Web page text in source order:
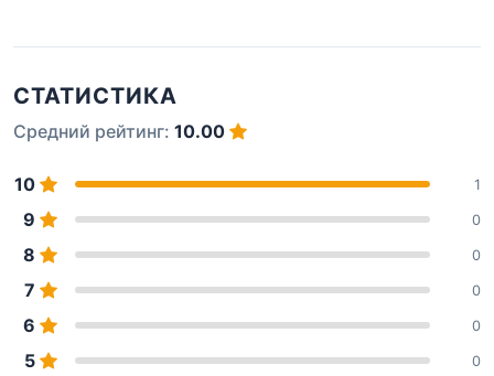
СТАТИСТИКА
Средний рейтинг: 10.00
10 1
9 0
8 0
7 0
6 0
5 0